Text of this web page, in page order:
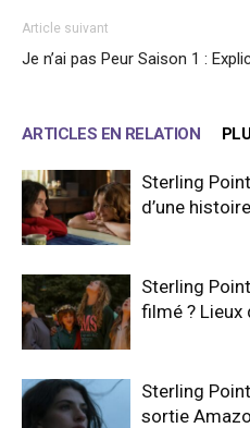
Article suivant
Je n’ai pas Peur Saison 1 :
ARTICLES EN RELATION
Sterling
d’une
Sterling
filmé ? Lieux
Sterling
sortie